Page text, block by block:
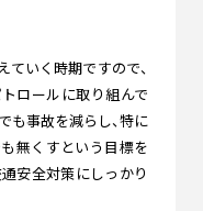
ていく時期ですので、
ロールに取り組んで
も事故を減らし、特に
無くすという目標を
安全対策にしっかり